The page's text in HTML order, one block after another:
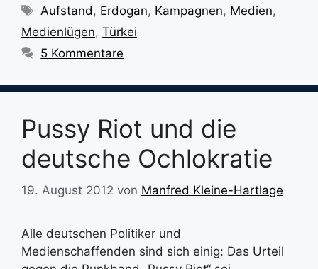
Schlagwörter
Aufstand, Erdogan, Kampagnen, Medien,
Medienlügen, Türkei
5 Kommentare
Pussy Riot und die
deutsche Ochlokratie
19. August 2012 von Manfred Kleine-Hartlage
Alle deutschen Politiker und
Medienschaffenden sind sich einig: Das Urteil